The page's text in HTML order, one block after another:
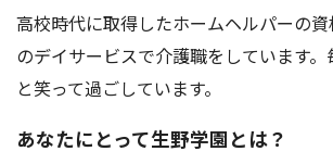
オープンスクール
保護者のみなさんへ
受験生のみなさんへ
高校時代に取得したホームヘルパーの
のデイサービスで介護職をしています
と笑って過ごしています。
あなたにとって生野学園とは？